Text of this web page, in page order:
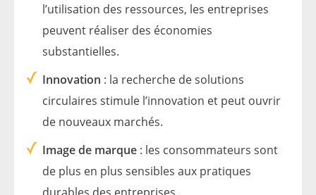
l’utilisation des ressources, les entreprises
peuvent réaliser des économies
substantielles.
Innovation : la recherche de solutions
circulaires stimule l’innovation et peut ouvrir
de nouveaux marchés.
Image de marque : les consommateurs sont
de plus en plus sensibles aux pratiques
durables des entreprises.